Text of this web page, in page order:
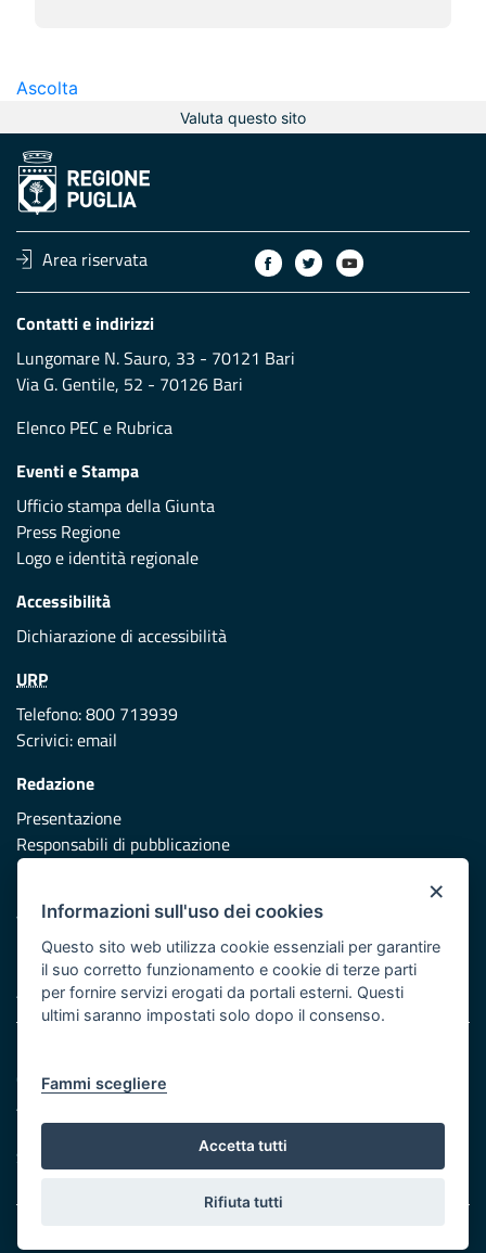
Ascolta
Valuta questo sito
Area riservata
Contatti e indirizzi
Lungomare N. Sauro, 33 - 70121 Bari
Via G. Gentile, 52 - 70126 Bari
Elenco PEC e Rubrica
Eventi e Stampa
Ufficio stampa della Giunta
Press Regione
Logo e identità regionale
Accessibilità
Dichiarazione di accessibilità
URP
Telefono: 800 713939
Scrivici:email
Redazione
Presentazione
Responsabili di pubblicazione
Vai al sito di Protezione Civile Puglia
Iniziativa finanziata con risorse del POR Puglia 2014/2020 -
Asse XI
Cookie e privacy
Atti di notifica
Feed RSS
Servizi Intranet
×
Informazioni sull'uso dei cookies
Questo sito web utilizza cookie essenziali per garantire
il suo corretto funzionamento e cookie di terze parti
per fornire servizi erogati da portali esterni. Questi
ultimi saranno impostati solo dopo il consenso.
Fammi scegliere
Accetta tutti
Rifiuta tutti